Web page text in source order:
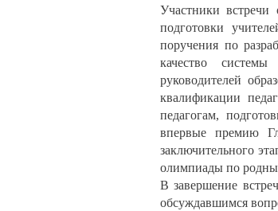
Участники
подготовки
поручения по
качество
руководителей
квалификации
педагогам,
впервые премию
заключительного
олимпиады по
В завершение
обсуждавшимся